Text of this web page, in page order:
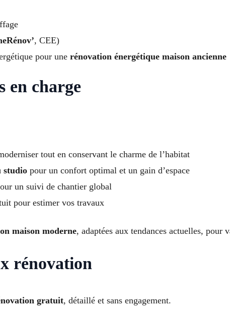
, CEE)
pour une rénovation énergétique maison ancienne
en charge
tout en conservant le charme de l’habitat
studio pour un confort optimal et un gain d’espace
un suivi de chantier global
pour estimer vos travaux
maison moderne, adaptées aux tendances actuelles, pour
rénovation
gratuit, détaillé et sans engagement.